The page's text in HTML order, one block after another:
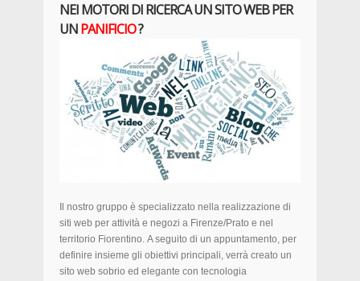
NEI MOTORI DI RICERCA UN SITO WEB PER
UNPANIFICIO?
Il nostro gruppo è specializzato nella realizzazione di
siti web per attività e negozi a Firenze/Prato e nel
territorio Fiorentino. A seguito di un appuntamento, per
definire insieme gli obiettivi principali, verrà creato un
sito web sobrio ed elegante con tecnologia